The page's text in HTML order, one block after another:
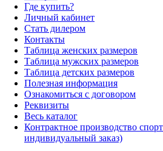
Где купить?
Личный кабинет
Стать дилером
Контакты
Таблица женских размеров
Таблица мужских размеров
Таблица детских размеров
Полезная информация
Ознакомиться с договором
Реквизиты
Весь каталог
Контрактное производство
индивидуальный заказ)